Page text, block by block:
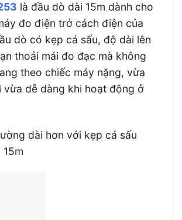
là đầu dò dài 15m dành cho
đo điện trở cách điện của
dò có kẹp cá sấu, độ dài lên
thoải mái đo đạc mà không
theo chiếc máy nặng, vừa
vừa dễ dàng khi hoạt động ở
dài hơn với kẹp cá sấu
15m